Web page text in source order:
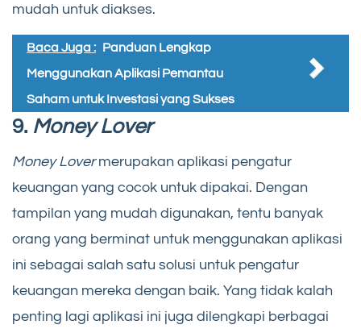
mudah untuk diakses.
Baca Juga : Panduan Lengkap
Menggunakan Aplikasi Pemantau
Saham untuk Investasi yang Sukses
9. Money Lover
Money Lovermerupakan aplikasi pengatur
keuangan yang cocok untuk dipakai. Dengan
tampilan yang mudah digunakan, tentu banyak
orang yang berminat untuk menggunakan aplikasi
ini sebagai salah satu solusi untuk pengatur
keuangan mereka dengan baik. Yang tidak kalah
penting lagi aplikasi ini juga dilengkapi berbagai